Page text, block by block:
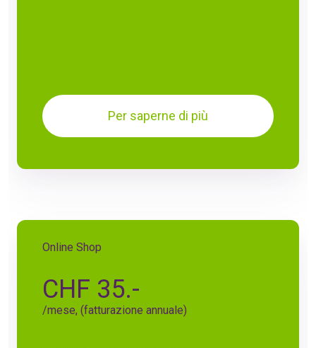
Per saperne di più
Online Shop
CHF 35.-
/mese, (fatturazione annuale)